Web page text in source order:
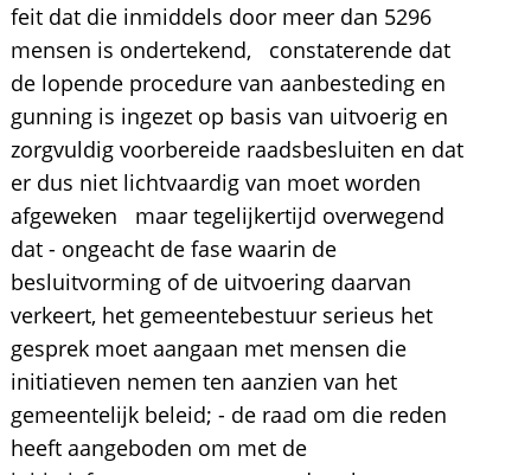
feit dat die inmiddels door meer dan 5296
mensen is ondertekend, constaterende dat
de lopende procedure van aanbesteding en
gunning is ingezet op basis van uitvoerig en
zorgvuldig voorbereide raadsbesluiten en dat
er dus niet lichtvaardig van moet worden
afgeweken maar tegelijkertijd overwegend
dat - ongeacht de fase waarin de
besluitvorming of de uitvoering daarvan
verkeert, het gemeentebestuur serieus het
gesprek moet aangaan met mensen die
initiatieven nemen ten aanzien van het
gemeentelijk beleid; - de raad om die reden
heeft aangeboden om met de